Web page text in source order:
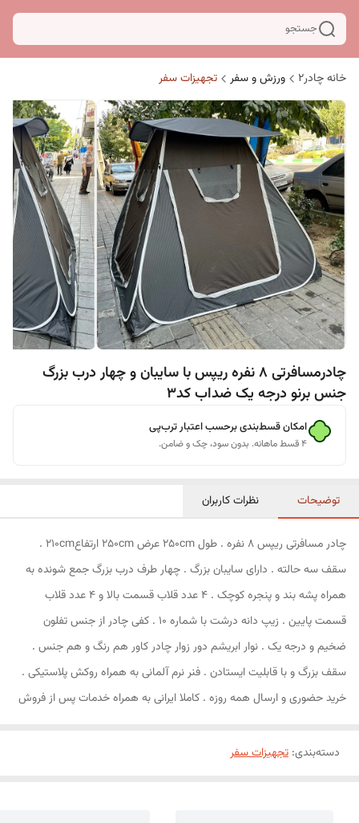
جستجو
خانه چادر۲ ورزش و سفر تجهیزات سفر
چادرمسافرتی 8 نفره ریپس با سایبان و چهار درب بزرگ
جنس برنو درجه یک ضداب کد3
امکان قسط‌بندی برحسب اعتبار ترب‌پی
۴ قسط ماهانه. بدون سود، چک و ضامن.
توضیحات نظرات کاربران
چادر مسافرتی ریپس 8 نفره . طول 250cm عرض 250cm ارتفاع210cm .
سقف سه حالته . دارای سایبان بزرگ . چهار طرف درب بزرگ جمع شونده به
همراه پشه بند و پنجره کوچک . 4 عدد قلاب قسمت بالا و 4 عدد قلاب
قسمت پایین . زیپ دانه درشت با شماره 10 . کفی چادر از جنس تفلون
ضخیم و درجه یک . نوار ابریشم دور زوار چادر کاور هم رنگ و هم جنس .
سقف بزرگ و با قابلیت ایستادن . فنر نرم آلمانی به همراه روکش پلاستیکی .
خرید حضوری و ارسال همه روزه . کاملا ایرانی به همراه خدمات پس از فروش
دسته‌بندی: تجهیزات سفر